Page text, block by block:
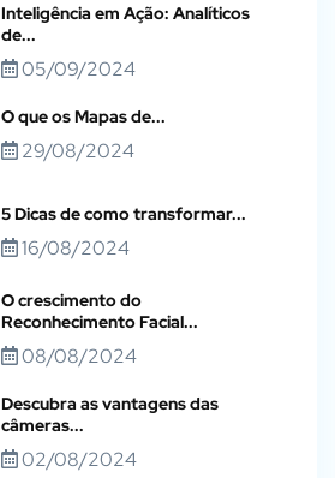
Inteligência em Ação: Analíticos
de...
05/09/2024
O que os Mapas de...
29/08/2024
5 Dicas de como transformar...
16/08/2024
O crescimento do
Reconhecimento Facial...
08/08/2024
Descubra as vantagens das
câmeras...
02/08/2024